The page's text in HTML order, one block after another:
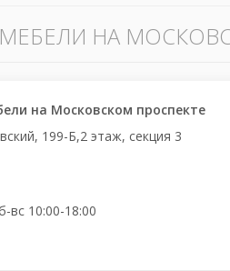
НА
на Московском проспекте
199-Б,2 этаж, секция 3
вс 10:00-18:00